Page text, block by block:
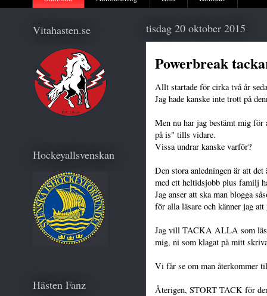
tisdag 20 oktober 2015
Powerbreak
Allt startade för cirka två år
Jag hade kanske inte trott på
Men nu har jag bestämt mig
på is" tills vidare.
Vissa undrar kanske varför?
Den stora anledningen är att
med ett heltidsjobb plus familj
Jag anser att ska man blogga
för alla läsare och känner jag
Jag vill TACKA ALLA som läst
mig, ni som klagat på mitt
Vi får se om man återkommer
Återigen, STORT TACK för
Vitahasten.se
Hockeyallsvenskan
Hästen Fanz